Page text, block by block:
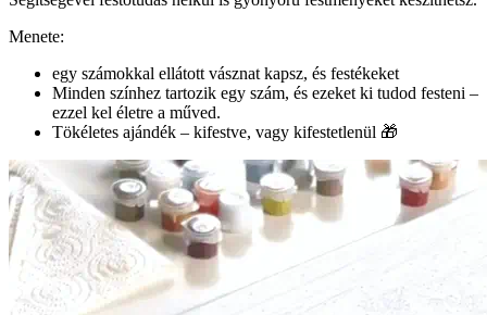
Menete:
egy számokkal ellátott vásznat kapsz, és festékeket
Minden színhez tartozik egy szám, és ezeket ki tudod festeni –
ezzel kel életre a műved.
Tökéletes ajándék – kifestve, vagy kifestetlenül 🎁